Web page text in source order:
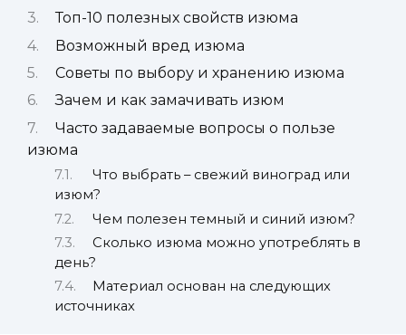
Топ-10 полезных свойств изюма
Возможный вред изюма
Советы по выбору и хранению изюма
Зачем и как замачивать изюм
Часто задаваемые вопросы о пользе
изюма
Что выбрать – свежий виноград или
изюм?
Чем полезен темный и синий изюм?
Сколько изюма можно употреблять в
день?
Материал основан на следующих
источниках